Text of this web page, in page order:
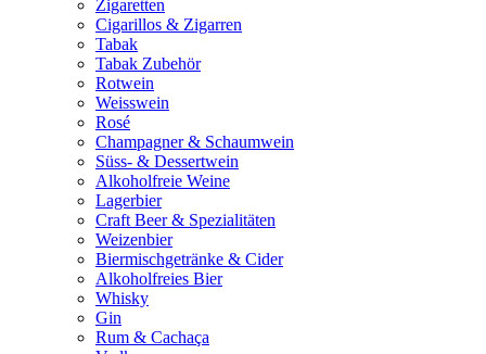
Zigaretten
Cigarillos & Zigarren
Tabak
Tabak Zubehör
Rotwein
Weisswein
Rosé
Champagner & Schaumwein
Süss- & Dessertwein
Alkoholfreie Weine
Lagerbier
Craft Beer & Spezialitäten
Weizenbier
Biermischgetränke & Cider
Alkoholfreies Bier
Whisky
Gin
Rum & Cachaça